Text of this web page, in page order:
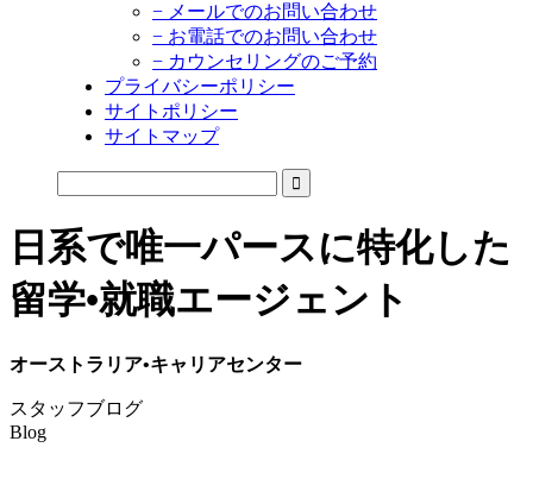
− メールでのお問い合わせ
− お電話でのお問い合わせ
− カウンセリングのご予約
プライバシーポリシー
サイトポリシー
サイトマップ
日系で唯一パースに特化した
留学•就職エージェント
オーストラリア•キャリアセンター
スタッフブログ
Blog